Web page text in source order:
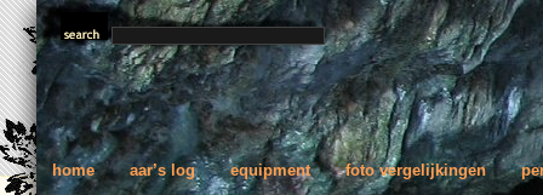
home aar’s log equipment foto vergelijkingen